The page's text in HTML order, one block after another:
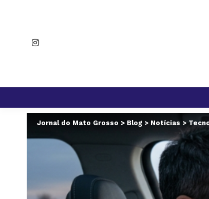
Jornal do Mato Grosso > Blog > Notícias >